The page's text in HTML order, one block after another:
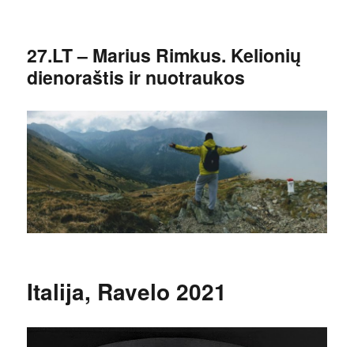
27.LT – Marius Rimkus. Kelionių
dienoraštis ir nuotraukos
Italija, Ravelo 2021